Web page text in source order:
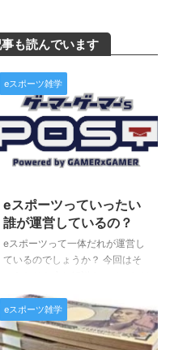
も読んでいます
eスポーツ雑学
eスポーツっていったい
誰が運営しているの？
eスポーツって一体だれが運営し
ているのでしょうか？ 今回はそ
きます。 基本的には… 複数人数
で対戦を行う根本的なeスポーツ
の権利に持ち主はいません。 つ
まり、基本的には誰でも主催出来
eスポーツ雑学